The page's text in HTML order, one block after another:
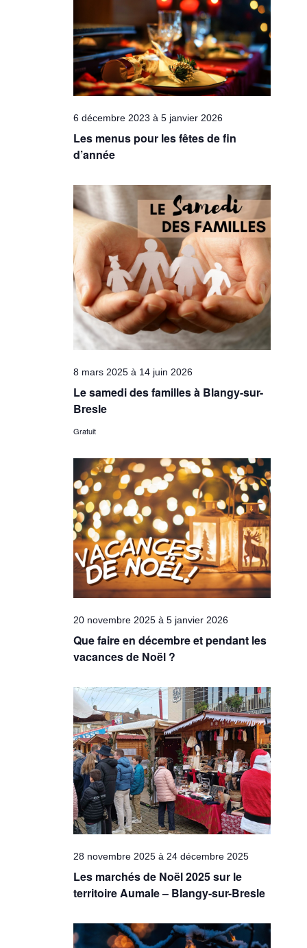
6 décembre 2023 à5 janvier 2026
Les menus pour les fêtes de fin
d’année
8 mars 2025 à 14 juin 2026
Le samedi des familles à Blangy-sur-
Bresle
Gratuit
20 novembre 2025 à5 janvier 2026
Que faire en décembre et pendant les
vacances de Noël ?
28 novembre 2025 à24 décembre 2025
Les marchés de Noël 2025 sur le
territoire Aumale – Blangy-sur-Bresle